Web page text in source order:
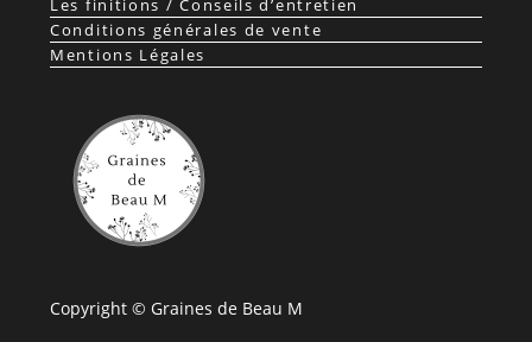
Les finitions / Conseils d’entretien
Conditions générales de vente
Mentions Légales
Copyright © Graines de Beau M